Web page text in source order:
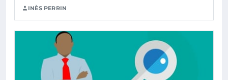
INÈS PERRIN